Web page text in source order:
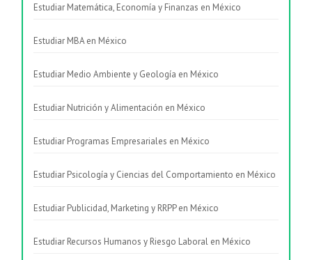
Estudiar Matemática, Economía y Finanzas en México
Estudiar MBA en México
Estudiar Medio Ambiente y Geología en México
Estudiar Nutrición y Alimentación en México
Estudiar Programas Empresariales en México
Estudiar Psicología y Ciencias del Comportamiento en México
Estudiar Publicidad, Marketing y RRPP en México
Estudiar Recursos Humanos y Riesgo Laboral en México